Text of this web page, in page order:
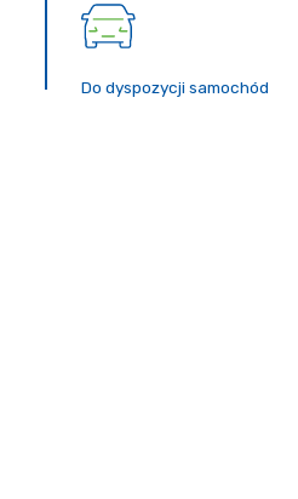
Do dyspozycji samochód